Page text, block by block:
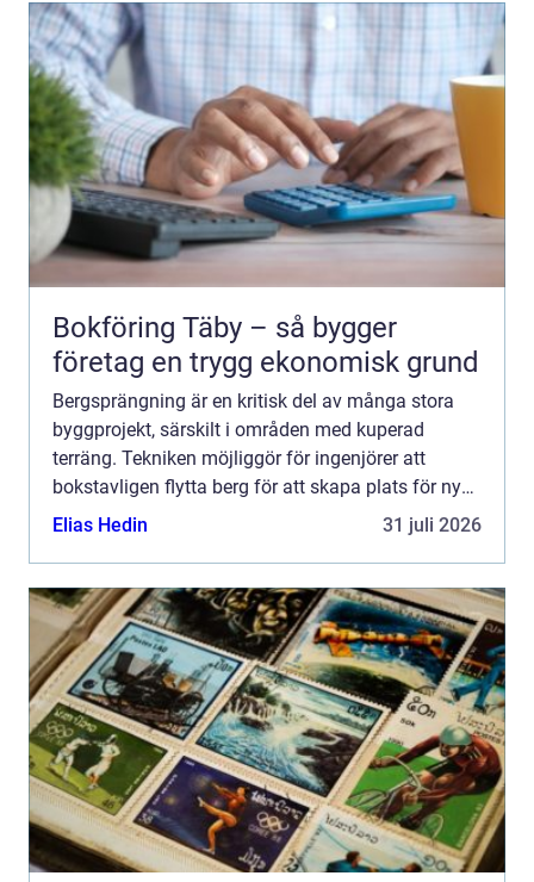
Bokföring Täby – så bygger
företag en trygg ekonomisk grund
Bergsprängning är en kritisk del av många stora
byggprojekt, särskilt i områden med kuperad
terräng. Tekniken möjliggör för ingenjörer att
bokstavligen flytta berg för att skapa plats för ny
infrastruktur och byggnader. Men säkerhet och
Elias Hedin 31 juli 2026